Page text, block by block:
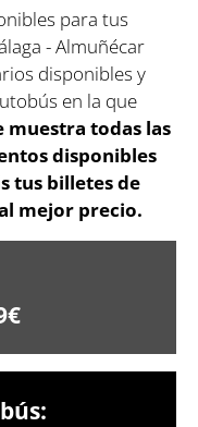
para tus
- Almuñécar
disponibles y
en la que
muestra todas las
disponibles
tus billetes de
mejor precio.